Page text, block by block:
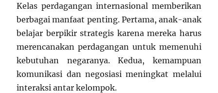
Kelas perdagangan internasional memberikan
berbagai manfaat penting. Pertama, anak-anak
belajar berpikir strategis karena mereka harus
merencanakan perdagangan untuk memenuhi
kebutuhan negaranya. Kedua, kemampuan
komunikasi dan negosiasi meningkat melalui
interaksi antar kelompok.